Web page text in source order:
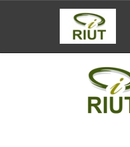
navigation